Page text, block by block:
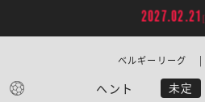
2027.02.21
ヘント 未定
ベルギーリーグ